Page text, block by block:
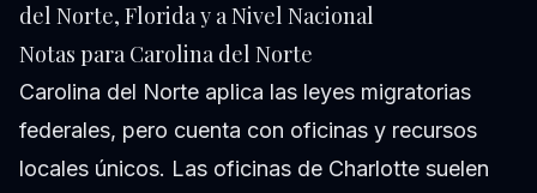
del Norte, Florida y a Nivel Nacional
Notas para Carolina del Norte
Carolina del Norte aplica las leyes migratorias
federales, pero cuenta con oficinas y recursos
locales únicos. Las oficinas de Charlotte suelen